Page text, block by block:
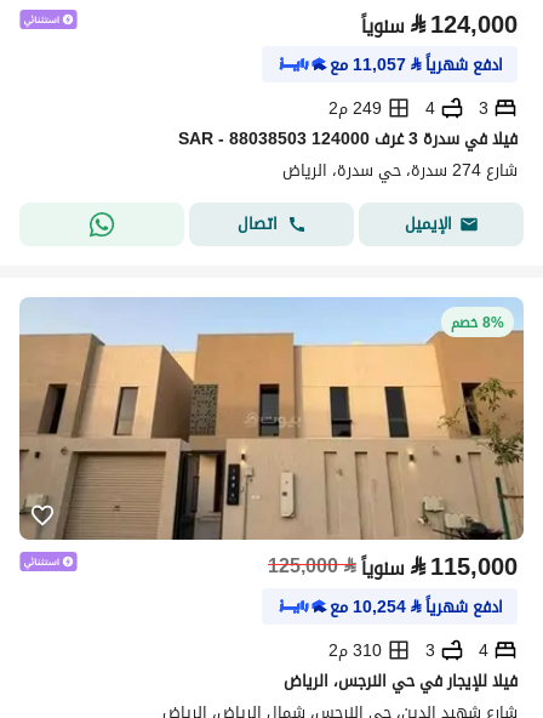
⃁124,000 سنوياً
ادفع شهرياً⃁
11,057مع
3
4
249 م2
فیلا في سدرة 3 غرف 124000 SAR - 88038503
شارع 274 سدرة، حي سدرة، الرياض
الإيميل
اتصال
8% خصم
⃁115,000 سنوياً⃁
125,000
ادفع شهرياً⃁
10,254مع
4
3
310 م2
فيلا للإيجار في حي النرجس، الرياض